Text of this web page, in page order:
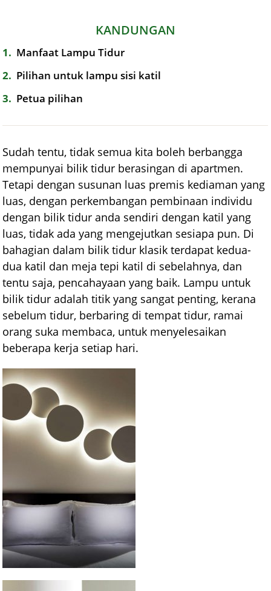
KANDUNGAN
1
Manfaat Lampu Tidur
2
Pilihan untuk lampu sisi katil
3
Petua pilihan
Sudah tentu, tidak semua kita boleh berbangga
mempunyai bilik tidur berasingan di apartmen.
Tetapi dengan susunan luas premis kediaman yang
luas, dengan perkembangan pembinaan individu
dengan bilik tidur anda sendiri dengan katil yang
luas, tidak ada yang mengejutkan sesiapa pun. Di
bahagian dalam bilik tidur klasik terdapat kedua-
dua katil dan meja tepi katil di sebelahnya, dan
tentu saja, pencahayaan yang baik. Lampu untuk
bilik tidur adalah titik yang sangat penting, kerana
sebelum tidur, berbaring di tempat tidur, ramai
orang suka membaca, untuk menyelesaikan
beberapa kerja setiap hari.